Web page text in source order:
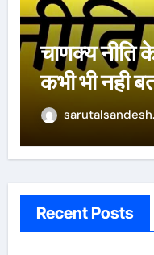
ऐसे 100 बार
बची लाखों
पांडेय
Recent Posts